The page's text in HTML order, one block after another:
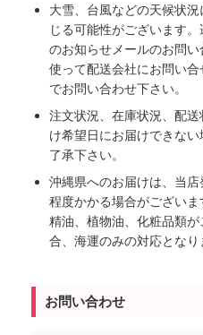
大雪、台風などの天候状
じる可能性がございます
のお知らせメールのお問
使って配送会社にお問い
でお問い合わせ下さい。
注文状況、在庫状況、配
け希望日にお届けできな
了承下さい。
沖縄県へのお届けは、当
程度かかる場合がございま
精油、植物油、化粧品類
合、海運のみの対応となり
お問い合わせ